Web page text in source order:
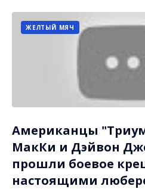
ЖЕЛТЫЙ МЯЧ
Американцы
МакКи и Дэйвон
прошли боевое
настоящими